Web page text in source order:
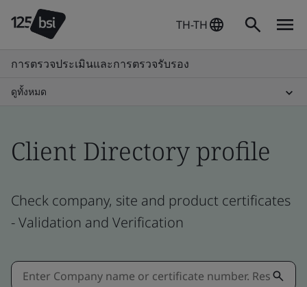
TH-TH
การตรวจประเมินและการตรวจรับรอง
ดูทั้งหมด
Client Directory profile
Check company, site and product certificates
- Validation and Verification